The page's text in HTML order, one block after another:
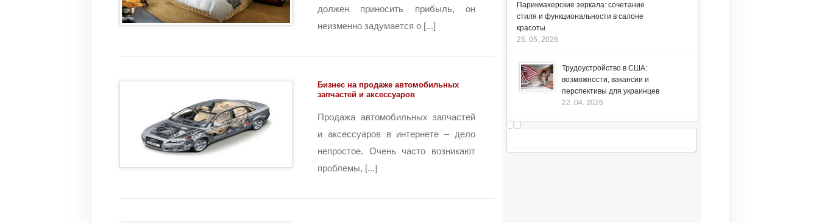
должен приносить прибыль, он
неизменно задумается о [...]
Бизнес на продаже автомобильных
запчастей и аксессуаров
Продажа автомобильных запчастей
и аксессуаров в интернете – дело
непростое. Очень часто возникают
проблемы, [...]
Парикмахерские зеркала: сочетание
стиля и функциональности в салоне
красоты
25. 05. 2026
Трудоустройство в США:
возможности, вакансии и
перспективы для украинцев
22. 04. 2026